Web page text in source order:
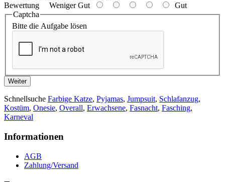
Bewertung Weniger Gut
Gut
Captcha
Bitte die Aufgabe lösen
Weiter
Schnellsuche Farbige Katze, Pyjamas, Jumpsuit, Schlafanzug,
Kostüm, Onesie, Overall, Erwachsene, Fasnacht, Fasching,
Karneval
Informationen
AGB
Zahlung/Versand